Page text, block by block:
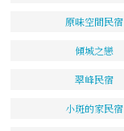
原味空間民宿
傾城之戀
翠峰民宿
小斑的家民宿